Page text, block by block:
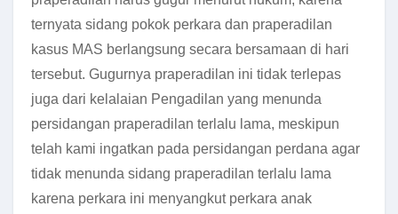
ternyata sidang pokok perkara dan praperadilan
kasus MAS berlangsung secara bersamaan di hari
tersebut. Gugurnya praperadilan ini tidak terlepas
juga dari kelalaian Pengadilan yang menunda
persidangan praperadilan terlalu lama, meskipun
telah kami ingatkan pada persidangan perdana agar
tidak menunda sidang praperadilan terlalu lama
karena perkara ini menyangkut perkara anak